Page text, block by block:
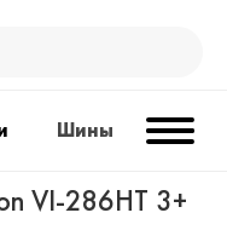
Шины
VI-286HT 3+